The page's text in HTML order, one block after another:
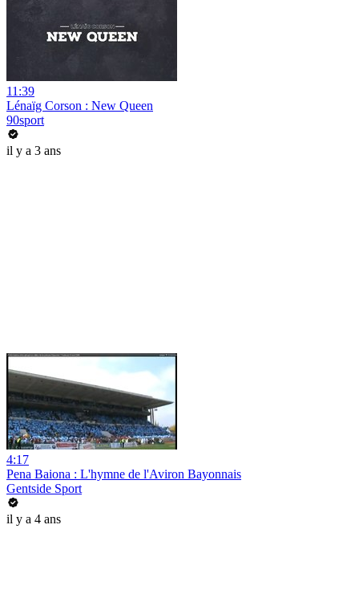
11:39
Lénaïg Corson : New Queen
90sport
il y a 3 ans
4:17
Pena Baiona : L'hymne de l'Aviron Bayonnais
Gentside Sport
il y a 4 ans